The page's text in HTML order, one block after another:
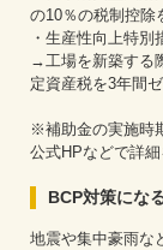
の10％の税制控除
・生産性向上特別
→工場を新築する
定資産税を3年間
※補助金の実施時
公式HPなどで詳
BCP対策にな
地震や集中豪雨な